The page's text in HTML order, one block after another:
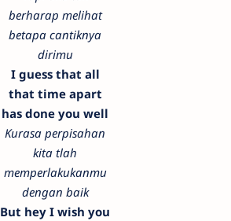
berharap melihat
betapa cantiknya
dirimu
I guess that all
that time apart
has done you well
Kurasa perpisahan
kita tlah
memperlakukanmu
dengan baik
But hey I wish you